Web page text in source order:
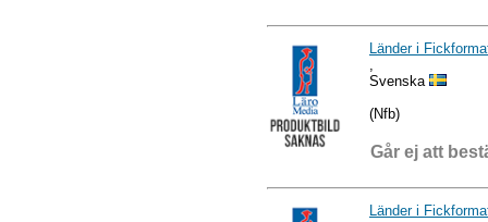
Länder i
Svenska
(Nfb)
Går ej att
Länder i